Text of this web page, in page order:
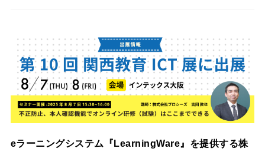
eラーニングシステム『LearningWare』を提供する株